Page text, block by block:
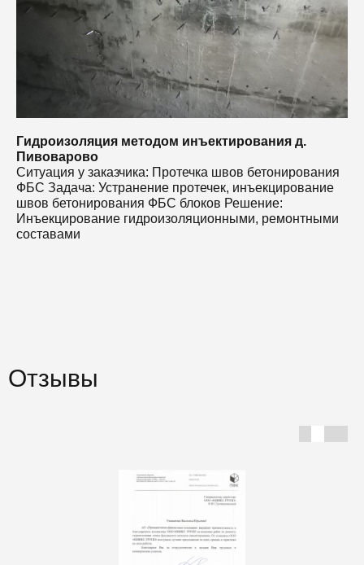
Гидроизоляция методом инъектирования д.
Пивоварово
Ситуация у заказчика: Протечка швов бетонирования
ФБС Задача: Устранение протечек, инъекцирование
швов бетонирования ФБС блоков Решение:
Инъекцирование гидроизоляционными, ремонтными
составами
Отзывы